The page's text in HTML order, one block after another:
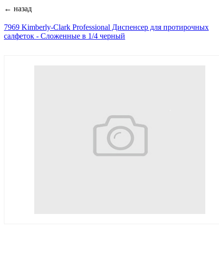
← назад
7969 Kimberly-Clark Professional Диспенсер для протирочных
салфеток - Сложенные в 1/4 черный